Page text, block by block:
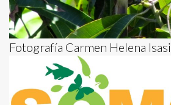
Fotografía Carmen Helena Isasi